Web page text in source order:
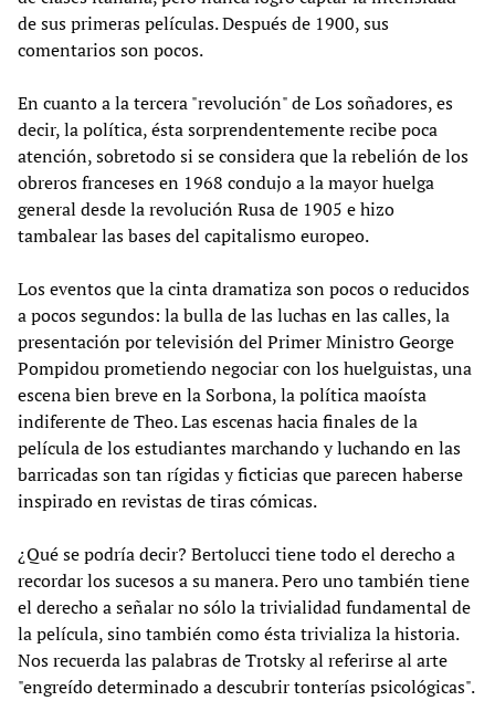
de sus primeras películas. Después de 1900, sus
comentarios son pocos.
En cuanto a la tercera "revolución" de Los soñadores, es
decir, la política, ésta sorprendentemente recibe poca
atención, sobretodo si se considera que la rebelión de los
obreros franceses en 1968 condujo a la mayor huelga
general desde la revolución Rusa de 1905 e hizo
tambalear las bases del capitalismo europeo.
Los eventos que la cinta dramatiza son pocos o reducidos
a pocos segundos: la bulla de las luchas en las calles, la
presentación por televisión del Primer Ministro George
Pompidou prometiendo negociar con los huelguistas, una
escena bien breve en la Sorbona, la política maoísta
indiferente de Theo. Las escenas hacia finales de la
película de los estudiantes marchando y luchando en las
barricadas son tan rígidas y ficticias que parecen haberse
inspirado en revistas de tiras cómicas.
¿Qué se podría decir? Bertolucci tiene todo el derecho a
recordar los sucesos a su manera. Pero uno también tiene
el derecho a señalar no sólo la trivialidad fundamental de
la película, sino también como ésta trivializa la historia.
Nos recuerda las palabras de Trotsky al referirse al arte
"engreído determinado a descubrir tonterías psicológicas".